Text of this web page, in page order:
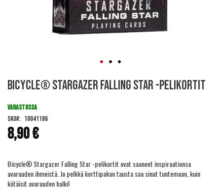
to
beginning
the
images
gallery
Bicycle® Stargazer Falling Star -pelikortit
8,90 €
VARASTOSSA
SKU
10041186
Bicycle® Stargazer Falling Star -pelikortit ovat saaneet inspiraationsa
avaruuden ihmeistä. Jo pelkkä korttipakan tausta saa sinut tuntemaan, kuin
kiitäisit avaruuden halki!